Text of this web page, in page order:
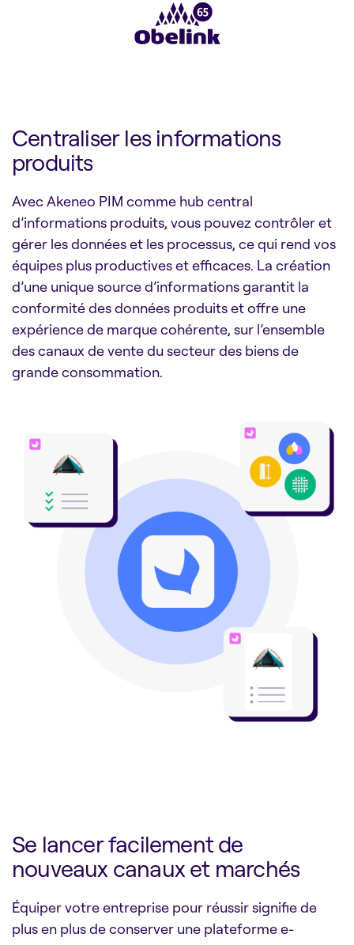
Centraliser les informations
produits
Avec Akeneo PIM comme hub central
d’informations produits, vous pouvez contrôler et
gérer les données et les processus, ce qui rend vos
équipes plus productives et efficaces. La création
d’une unique source d’informations garantit la
conformité des données produits et offre une
expérience de marque cohérente, sur l’ensemble
des canaux de vente du secteur des biens de
grande consommation.
Se lancer facilement de
nouveaux canaux et marchés
Équiper votre entreprise pour réussir signifie de
plus en plus de conserver une plateforme e-